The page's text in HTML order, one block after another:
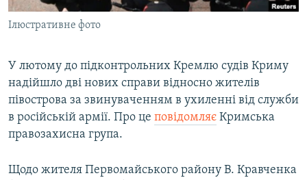
УКРАЇНСЬКА ПРОБЛЕМА КРИМУ
ІНФОГРАФІКА
ДОЛУЧАЙСЯ!
Ілюстративне фото
У лютому до підконтрольних Кремлю судів Криму
надійшло дві нових справи відносно жителів
півострова за звинуваченням в ухиленні від служби
в російській армії. Про це повідомляє Кримська
правозахисна група.
Щодо жителя Первомайського району В. Кравченка